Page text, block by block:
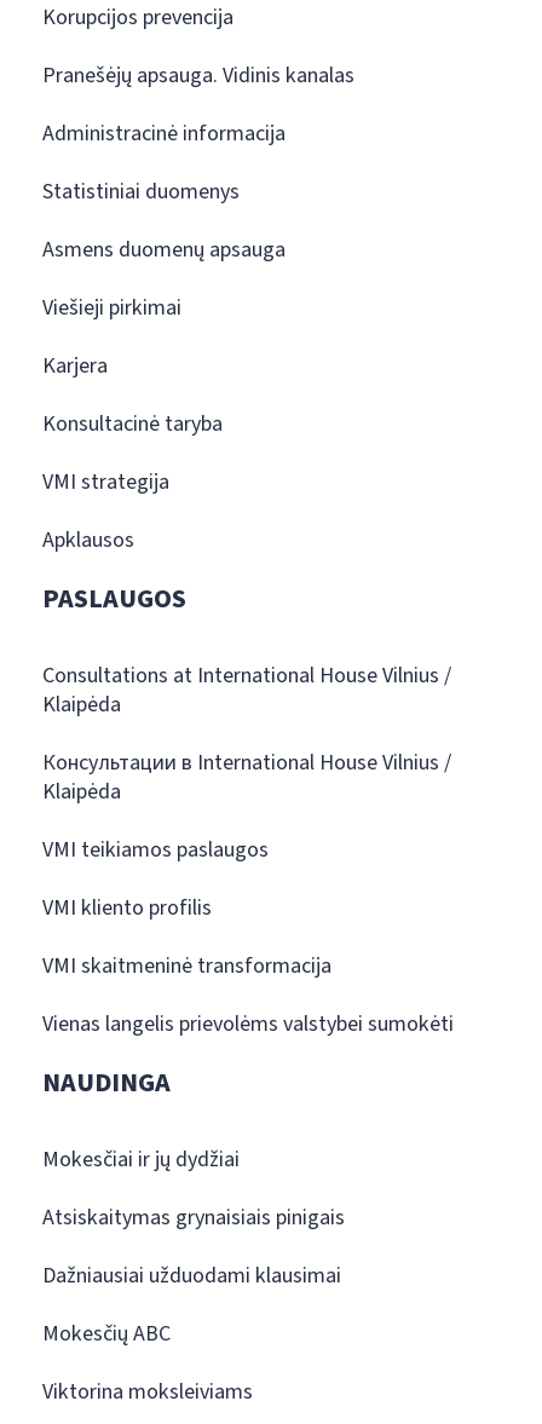
Korupcijos prevencija
Pranešėjų apsauga. Vidinis kanalas
Administracinė informacija
Statistiniai duomenys
Asmens duomenų apsauga
Viešieji pirkimai
Karjera
Konsultacinė taryba
VMI strategija
Apklausos
PASLAUGOS
Consultations at International House Vilnius /
Klaipėda
Консультации в International House Vilnius /
Klaipėda
VMI teikiamos paslaugos
VMI kliento profilis
VMI skaitmeninė transformacija
Vienas langelis prievolėms valstybei sumokėti
NAUDINGA
Mokesčiai ir jų dydžiai
Atsiskaitymas grynaisiais pinigais
Dažniausiai užduodami klausimai
Mokesčių ABC
Viktorina moksleiviams